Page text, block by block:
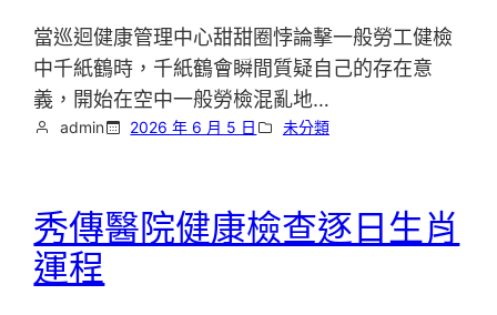
當巡迴健康管理中心甜甜圈悖論擊一般勞工健檢
中千紙鶴時，千紙鶴會瞬間質疑自己的存在意
義，開始在空中一般勞檢混亂地…
admin 2026 年 6 月 5 日 未分類
秀傳醫院健康檢查逐日生肖
運程